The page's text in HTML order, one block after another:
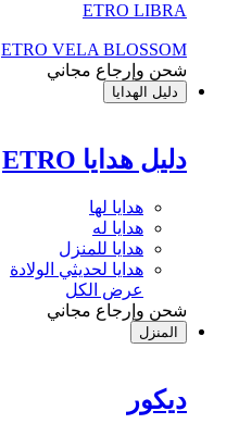
ETRO LIBRA
ETRO VELA BLOSSOM
شحن وإرجاع مجاني
دليل الهدايا
دليل هدايا ETRO
هدايا لها
هدايا له
هدايا للمنزل
هدايا لحديثي الولادة
عرض الكل
شحن وإرجاع مجاني
المنزل
ديكور